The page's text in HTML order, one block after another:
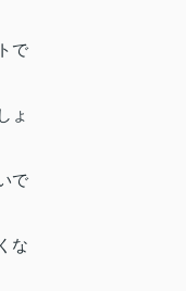
で
ょ
で
な